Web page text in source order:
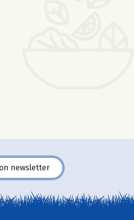
newsletter